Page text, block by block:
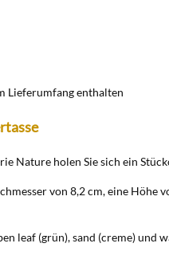
Lieferumfang enthalten
Nature holen Sie sich ein
von 8,2 cm, eine Höhe
leaf (grün), sand (creme)